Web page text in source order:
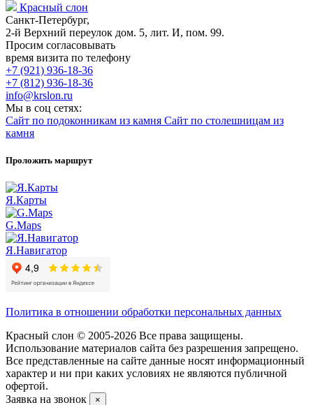
Красный слон
Санкт-Петербург,
2-й Верхний переулок дом. 5, лит. И, пом. 99.
Просим согласовывать
время визита по телефону
+7 (921) 936-18-36
+7 (812) 936-18-36
info@krslon.ru
Мы в соц сетях:
Сайт по подоконникам из камня Сайт по столешницам из
камня
Проложить маршрут
Я.Карты
G.Maps
Я.Навигатор
Политика в отношении обработки персональных данных
Красный слон © 2005-2026 Все права защищены.
Использование материалов сайта без разрешения запрещено.
Все представленные на сайте данные носят информационный
характер и ни при каких условиях не являются публичной
офертой.
Заявка на звонок
×